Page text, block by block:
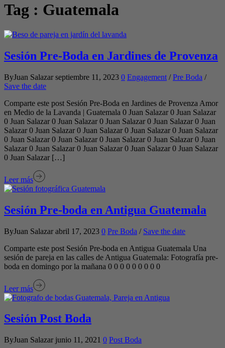
Tag : Guatemala
Sesión Pre-Boda en Jardines de Provenza
ByJuan Salazar septiembre 11, 2023 0 Engagement /Pre Boda /
Save the date
Comparte este post Sesión Pre-Boda en Jardines de Provenza Amor
en Medio de la Lavanda | Guatemala 0 Juan Salazar 0 Juan Salazar
0 Juan Salazar 0 Juan Salazar 0 Juan Salazar 0 Juan Salazar 0 Juan
Salazar 0 Juan Salazar 0 Juan Salazar 0 Juan Salazar 0 Juan Salazar
0 Juan Salazar 0 Juan Salazar 0 Juan Salazar 0 Juan Salazar 0 Juan
Salazar 0 Juan Salazar 0 Juan Salazar 0 Juan Salazar 0 Juan Salazar
0 Juan Salazar […]
Leer más
Sesión Pre-boda en Antigua Guatemala
ByJuan Salazar abril 17, 2023 0 Pre Boda / Save the date
Comparte este post Sesión Pre-boda en Antigua Guatemala Una
sesión de pareja en las calles de Antigua Guatemala: Fotografía pre-
boda en domingo por la mañana 0 0 0 0 0 0 0 0 0
Leer más
Sesión Post Boda
ByJuan Salazar junio 11, 2021 0 Post Boda